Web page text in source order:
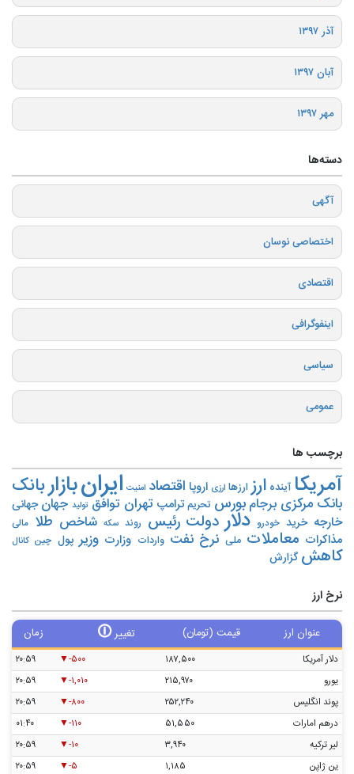
آذر ۱۳۹۷
آبان ۱۳۹۷
مهر ۱۳۹۷
دسته‌ها
آگهی
اختصاصی نوسان
اقتصادی
اینفوگرافی
سیاسی
عمومی
برچسب ها
آمریکا آینده ارز ارزها ارزی اروپا اقتصاد امنیت ایرانبازار بانک
بانک مرکزی برجام بورس تحریم‌ ترامپ تهران توافق تولید جهان جهانی
خارجه خرید خودرو دلار دولت رئیس روند سکه شاخص طلا مالی
مذاکرات معاملات ملی نرخ نفت واردات وزارت وزیر پول چین کانال
کاهش گزارش
نرخ ارز
عنوان ارز قیمت (تومان) تغییر🛈 زمان
دلار آمریکا ۱۸۷,۵۰۰ -۵۰۰
۲۰:۵۹
یورو
۲۱۵,۹۷۰ -۱,۰۱۰
۲۰:۵۹
پوند انگلیس
۲۵۲,۲۴۰ -۸۰۰
۲۰:۵۹
درهم امارات
۵۱,۵۵۰ -۱۱۰
۰۱:۴۰
لیر ترکیه
۳,۹۴۰ -۱۰
۲۰:۵۹
ین ژاپن
۱,۱۸۵ -۵ ۲۰:۵۹